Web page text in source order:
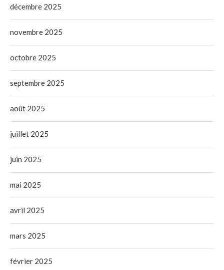
décembre 2025
novembre 2025
octobre 2025
septembre 2025
août 2025
juillet 2025
juin 2025
mai 2025
avril 2025
mars 2025
février 2025